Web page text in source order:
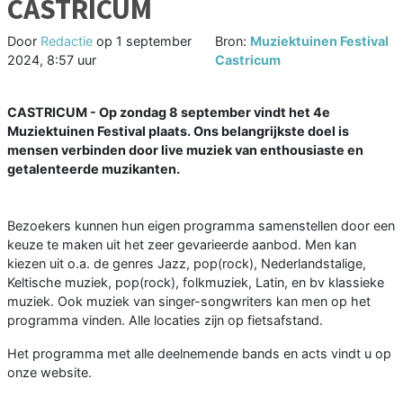
CASTRICUM
Door Redactie op 1 september
2024, 8:57 uur
Bron: Muziektuinen Festival
Castricum
CASTRICUM - Op zondag 8 september vindt het 4e
Muziektuinen Festival plaats. Ons belangrijkste doel is
mensen verbinden door live muziek van enthousiaste en
getalenteerde muzikanten.
Bezoekers kunnen hun eigen programma samenstellen door een
keuze te maken uit het zeer gevarieerde aanbod. Men kan
kiezen uit o.a. de genres Jazz, pop(rock), Nederlandstalige,
Keltische muziek, pop(rock), folkmuziek, Latin, en bv klassieke
muziek. Ook muziek van singer-songwriters kan men op het
programma vinden. Alle locaties zijn op fietsafstand.
Het programma met alle deelnemende bands en acts vindt u op
onze website.